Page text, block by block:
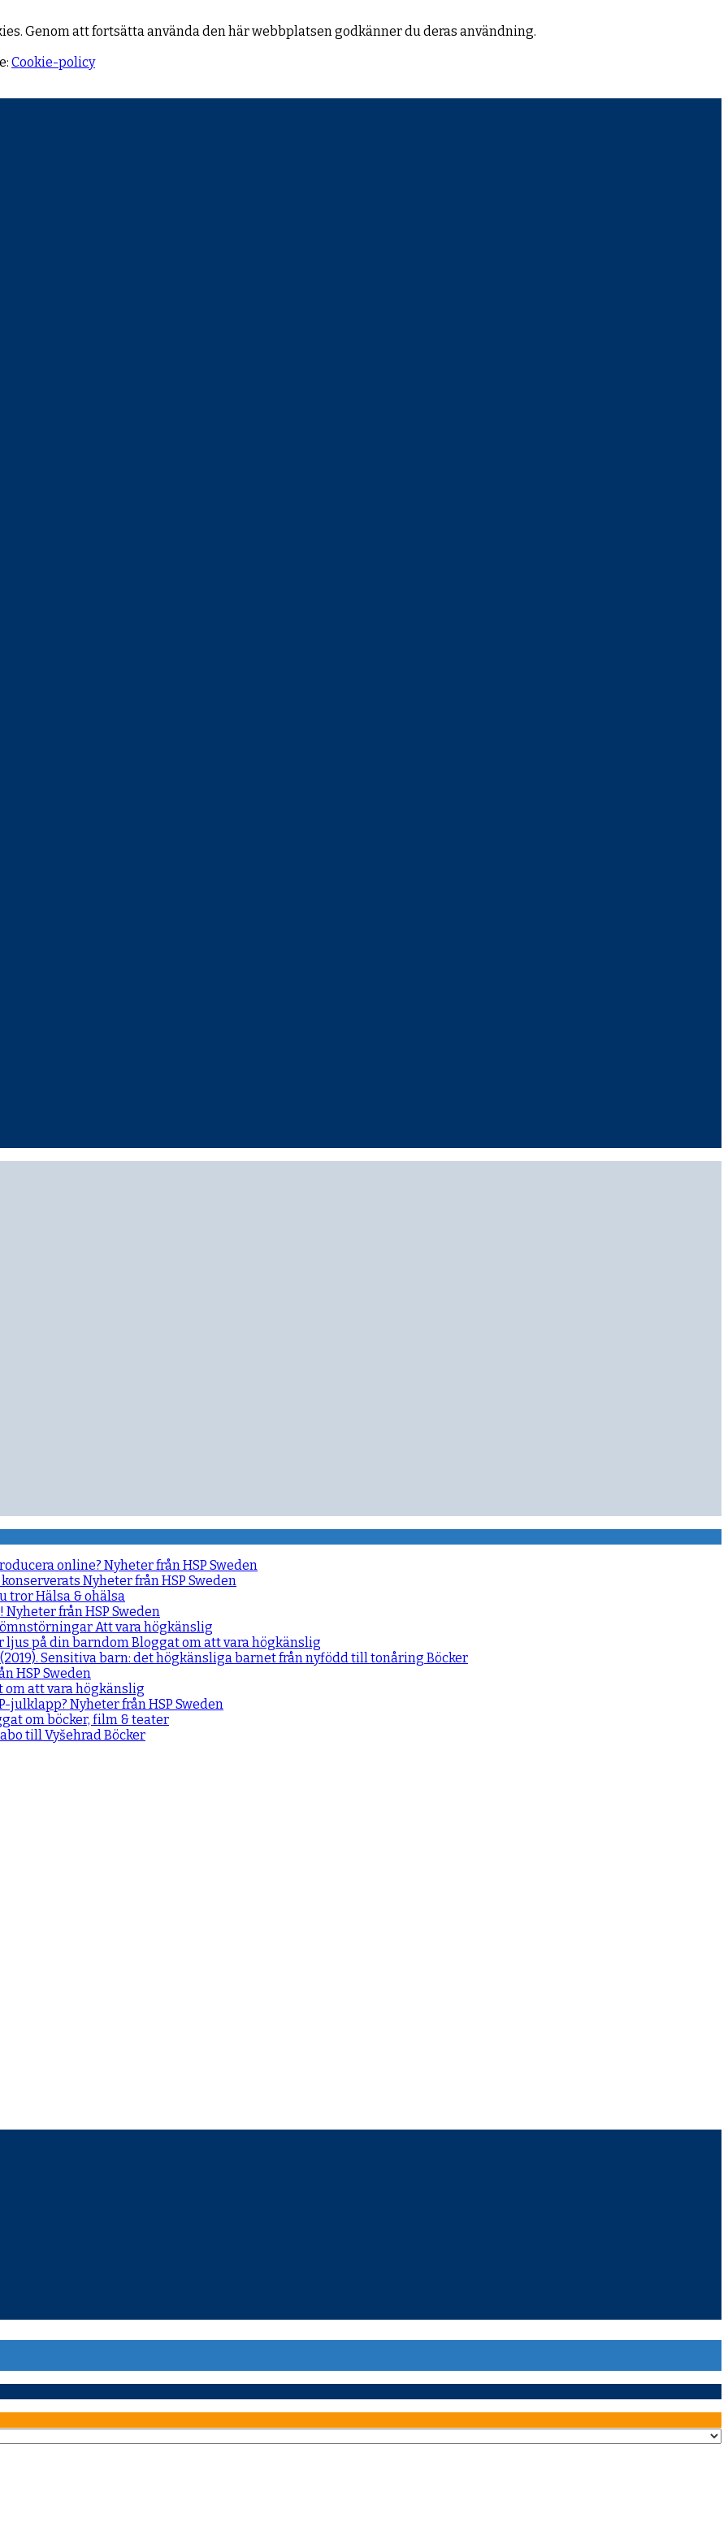
Genom att fortsätta använda den här webbplatsen godkänner du deras användning.
Cookie-policy
online? Nyheter från HSP Sweden
konserverats Nyheter från HSP Sweden
trorHälsa & ohälsa
Nyheter från HSP Sweden
Att vara högkänslig
ljus på din barndomBloggat om att vara högkänslig
Sensitiva barn: det högkänsliga barnet från nyfödd till tonåring Böcker
HSP Sweden
om att vara högkänslig
julklapp? Nyheter från HSP Sweden
om böcker, film & teater
till VyšehradBöcker